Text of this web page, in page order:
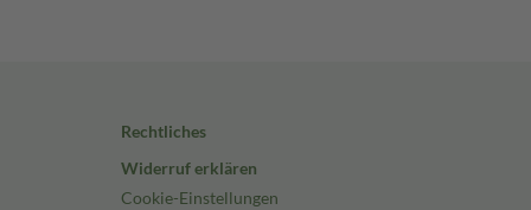
Rechtliches
Widerruf erklären
Cookie-Einstellungen